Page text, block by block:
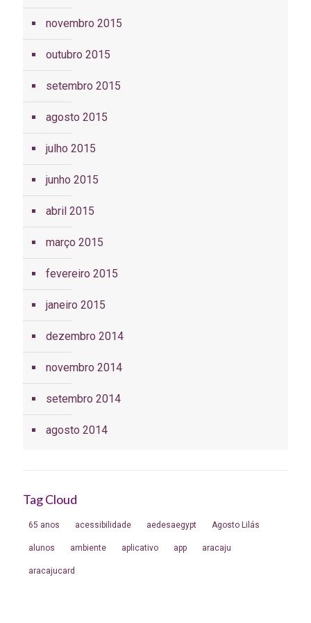
novembro 2015
outubro 2015
setembro 2015
agosto 2015
julho 2015
junho 2015
abril 2015
março 2015
fevereiro 2015
janeiro 2015
dezembro 2014
novembro 2014
setembro 2014
agosto 2014
Tag Cloud
65 anos acessibilidade aedesaegypt Agosto Lilás
alunos ambiente aplicativo app aracaju
aracajucard